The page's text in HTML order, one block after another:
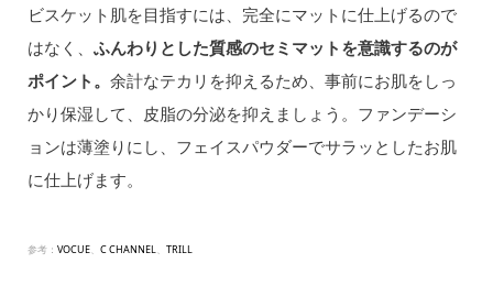
ビスケット肌を目指すには、完全にマットに仕上げるので
はなく、 ふんわりとした質感のセミマットを意識するのが
ポイント。 余計なテカリを抑えるため、事前にお肌をしっ
かり保湿して、皮脂の分泌を抑えましょう。ファンデーシ
ョンは薄塗りにし、フェイスパウダーでサラッとしたお肌
に仕上げます。
参考： VOCUE、 C CHANNEL、 TRILL